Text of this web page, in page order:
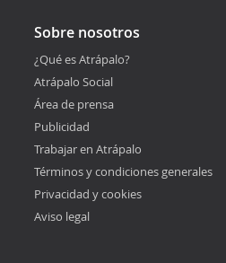
Sobre nosotros
¿Qué es Atrápalo?
Atrápalo Social
Área de prensa
Publicidad
Trabajar en Atrápalo
Términos y condiciones generales
Privacidad y cookies
Aviso legal